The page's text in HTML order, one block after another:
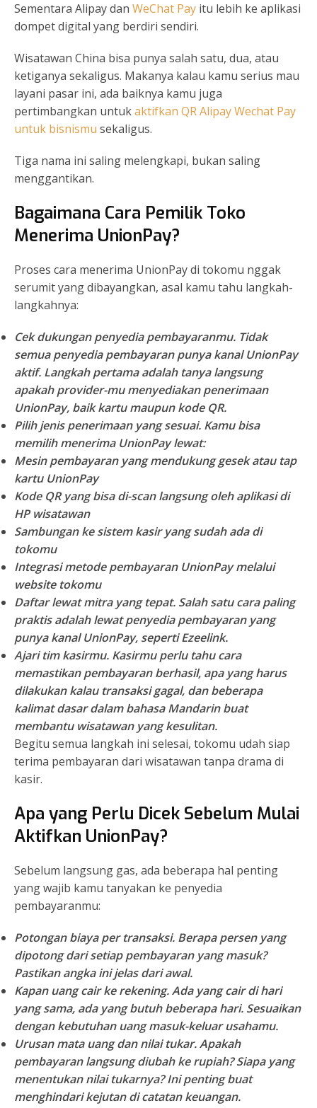
Sementara Alipay dan WeChat Pay itu lebih ke aplikasi
dompet digital yang berdiri sendiri.
Wisatawan China bisa punya salah satu, dua, atau
ketiganya sekaligus. Makanya kalau kamu serius mau
layani pasar ini, ada baiknya kamu juga
pertimbangkan untukaktifkan QR Alipay Wechat Pay
untuk bisnismu sekaligus.
Tiga nama ini saling melengkapi, bukan saling
menggantikan.
Bagaimana Cara Pemilik Toko
Menerima UnionPay?
Proses cara menerima UnionPay di tokomu nggak
serumit yang dibayangkan, asal kamu tahu langkah-
langkahnya:
Cek dukungan penyedia pembayaranmu. Tidak
semua penyedia pembayaran punya kanal UnionPay
aktif. Langkah pertama adalah tanya langsung
apakah provider-mu menyediakan penerimaan
UnionPay, baik kartu maupun kode QR.
Pilih jenis penerimaan yang sesuai. Kamu bisa
memilih menerima UnionPay lewat:
Mesin pembayaran yang mendukung gesek atau tap
kartu UnionPay
Kode QR yang bisa di-scan langsung oleh aplikasi di
HP wisatawan
Sambungan ke sistem kasir yang sudah ada di
tokomu
Integrasi metode pembayaran UnionPay melalui
website tokomu
Daftar lewat mitra yang tepat. Salah satu cara paling
praktis adalah lewat penyedia pembayaran yang
punya kanal UnionPay, sepertiEzeelink.
Ajari tim kasirmu. Kasirmu perlu tahu cara
memastikan pembayaran berhasil, apa yang harus
dilakukan kalau transaksi gagal, dan beberapa
kalimat dasar dalam bahasa Mandarin buat
membantu wisatawan yang kesulitan.
Begitu semua langkah ini selesai, tokomu udah siap
terima pembayaran dari wisatawan tanpa drama di
kasir.
Apa yang Perlu Dicek Sebelum Mulai
Aktifkan UnionPay?
Sebelum langsung gas, ada beberapa hal penting
yang wajib kamu tanyakan ke penyedia
pembayaranmu:
Potongan biaya per transaksi. Berapa persen yang
dipotong dari setiap pembayaran yang masuk?
Pastikan angka ini jelas dari awal.
Kapan uang cair ke rekening.Ada yang cair di hari
yang sama, ada yang butuh beberapa hari. Sesuaikan
dengan kebutuhan uang masuk-keluar usahamu.
Urusan mata uang dan nilai tukar.Apakah
pembayaran langsung diubah ke rupiah? Siapa yang
menentukan nilai tukarnya? Ini penting buat
menghindari kejutan di catatan keuangan.